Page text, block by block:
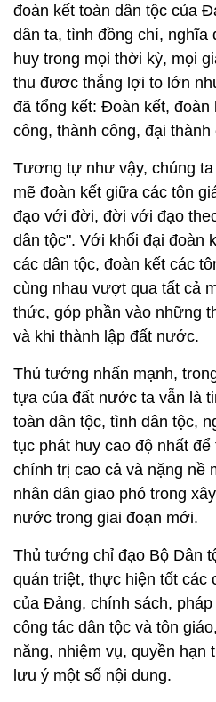
đoàn kết toàn dân tộc của
dân ta, tình đồng chí, nghĩa
huy trong mọi thời kỳ, mọi
thu đươc thắng lợi to lớn
đã tổng kết: Đoàn kết, đoàn
công, thành công, đại thành
Tương tự như vậy, chúng
mẽ đoàn kết giữa các tôn
đạo với đời, đời với đạo
dân tộc". Với khối đại đoàn
các dân tộc, đoàn kết các
cùng nhau vượt qua tất cả
thức, góp phần vào những
và khi thành lập đất nước.
Thủ tướng nhấn mạnh,
tựa của đất nước ta vẫn là
toàn dân tộc, tình dân tộc,
tục phát huy cao độ nhất
chính trị cao cả và nặng nề
nhân dân giao phó trong
nước trong giai đoạn mới.
Thủ tướng chỉ đạo Bộ Dân
quán triệt, thực hiện tốt
của Đảng, chính sách,
công tác dân tộc và tôn
năng, nhiệm vụ, quyền hạn
lưu ý một số nội dung.